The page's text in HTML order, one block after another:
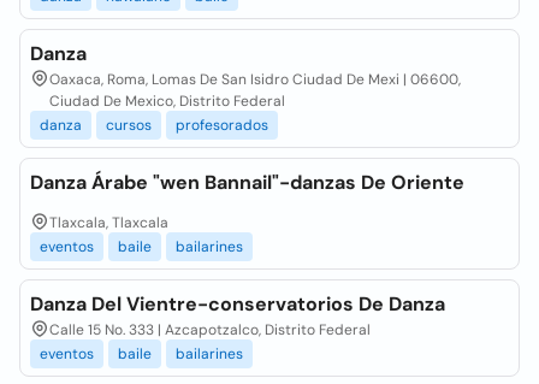
Danza
Oaxaca, Roma, Lomas De San Isidro Ciudad De Mexi | 06600,
Ciudad De Mexico, Distrito Federal
danza
cursos profesorados
Danza Árabe "wen Bannail"-danzas De Oriente
Tlaxcala, Tlaxcala
eventos
baile bailarines
Danza Del Vientre-conservatorios De Danza
Calle 15 No. 333 | Azcapotzalco, Distrito Federal
eventos
baile bailarines